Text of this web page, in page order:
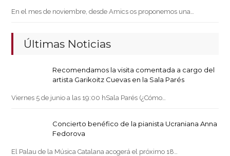
En el mes de noviembre, desde Amics os proponemos una…
Últimas Noticias
Recomendamos la visita comentada a cargo del
artista Garikoitz Cuevas en la Sala Parés
Viernes 5 de junio a las 19:00 hSala Parés (¿Cómo…
Concierto benéfico de la pianista Ucraniana Anna
Fedorova
El Palau de la Música Catalana acogerá el próximo 18…